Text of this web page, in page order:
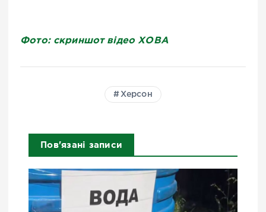
Фото: скриншот відео ХОВА
Херсон
Пов'язані записи